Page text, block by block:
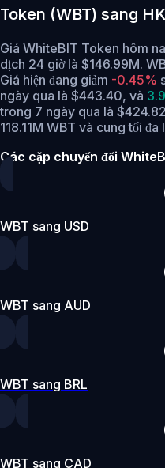
Token (WBT) sang
Giá WhiteBIT Token hôm
dịch 24 giờ là $146.99M.
Giá hiện đang giảm -0.45%
ngày qua là $443.40, và
trong 7 ngày qua là
118.11M WBT và cung tối
Các cặp chuyển đổi
WBT sang USD
WBT sang AUD
WBT sang BRL
WBT sang CAD